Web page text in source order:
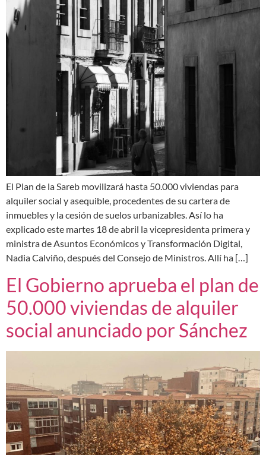
El Plan de la Sareb movilizará hasta 50.000 viviendas para
alquiler social y asequible, procedentes de su cartera de
inmuebles y la cesión de suelos urbanizables. Así lo ha
explicado este martes 18 de abril la vicepresidenta primera y
ministra de Asuntos Económicos y Transformación Digital,
Nadia Calviño, después del Consejo de Ministros. Allí ha […]
El Gobierno aprueba el plan de
50.000 viviendas de alquiler
social anunciado por Sánchez